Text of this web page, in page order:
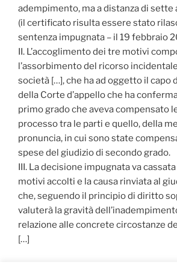
adempimento, ma a distanza di sette
(il certificato risulta essere stato
sentenza impugnata – il 19 febbraio
II. L’accoglimento dei tre motivi
l’assorbimento del ricorso
società […], che ha ad oggetto il capo
della Corte d’appello che ha
primo grado che aveva compensato
processo tra le parti e quello, della
pronuncia, in cui sono state
spese del giudizio di secondo grado.
III. La decisione impugnata va
motivi accolti e la causa rinviata al
che, seguendo il principio di diritto
valuterà la gravità
relazione alle concrete circostanze
[…]